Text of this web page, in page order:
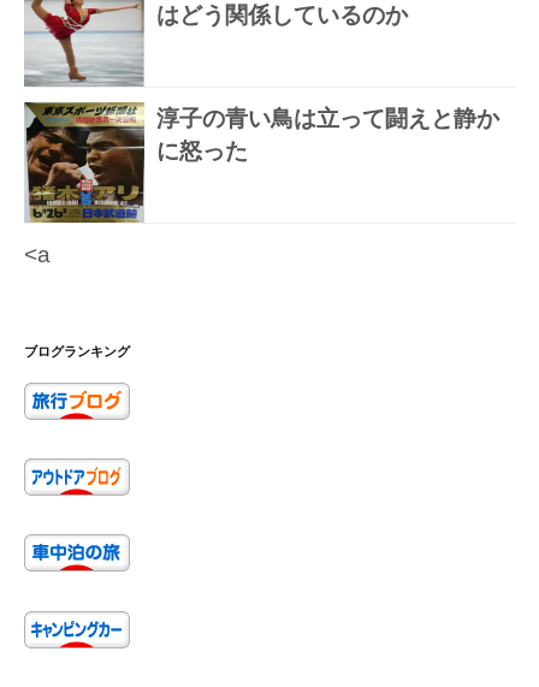
はどう関係しているのか
淳子の青い鳥は立って闘えと静か
に怒った
<a
ブログランキング